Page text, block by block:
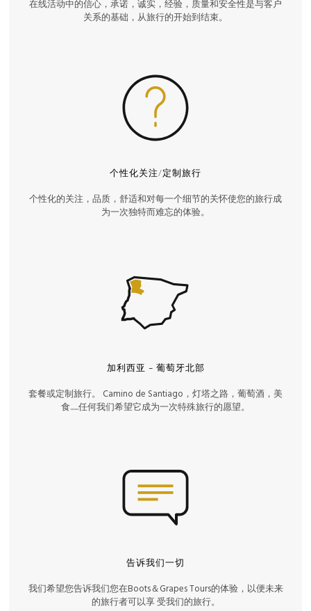
在线活动中的信心，承诺，诚实，经验，质量和安全性是与客户
关系的基础，从旅行的开始到结束。
个性化关注/定制旅行
个性化的关注，品质，舒适和对每一个细节的关怀使您的旅行成
为一次独特而难忘的体验。
加利西亚 - 葡萄牙北部
套餐或定制旅行。 Camino de Santiago，灯塔之路，葡萄酒，美
食......任何我们希望它成为一次特殊旅行的愿望。
告诉我们一切
我们希望您告诉我们您在Boots＆Grapes Tours的体验，以便未来
的旅行者可以享 受我们的旅行。